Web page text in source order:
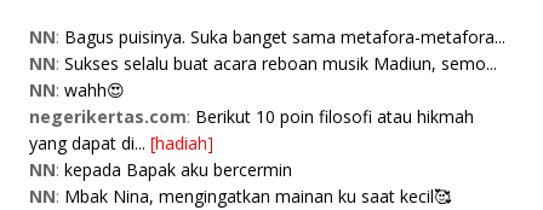
NN: Bagus puisinya. Suka banget sama metafora-metafora...
NN: Sukses selalu buat acara reboan musik Madiun, semo...
NN: wahh😍
negerikertas.com: Berikut 10 poin filosofi atau hikmah
yang dapat di... [hadiah]
NN: kepada Bapak aku bercermin
NN: Mbak Nina, mengingatkan mainan ku saat kecil🥰